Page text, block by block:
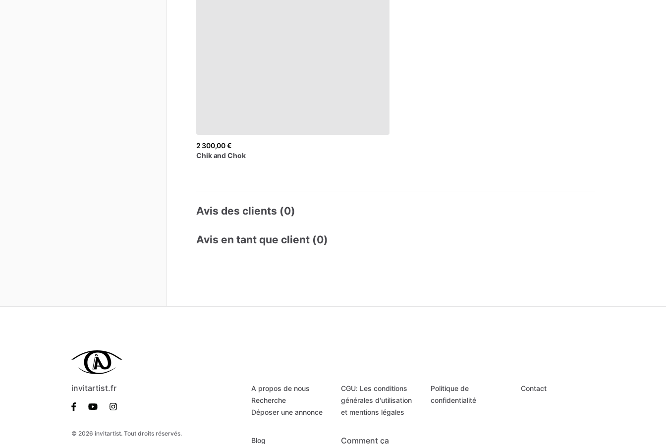
2 300,00 €
Chikand Chok
Avis des clients (0)
Avis en tant que client (0)
invitartist.fr
© 2026 invitartist. Tout droits réservés.
A propos de nous
Recherche
Déposer une annonce
CGU: Les conditions
générales d'utilisation
et mentions légales
Politique de
confidentialité
Contact
Blog Comment ça